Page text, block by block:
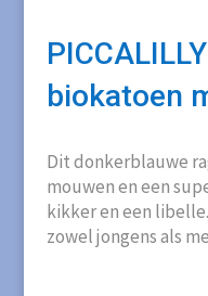
biokatoen
Dit donkerblauwe
mouwen en een
kikker en een
zowel jongens als